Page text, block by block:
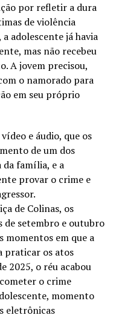
por refletir a dura
de violência
adolescente já havia
mas não recebeu
A jovem precisou,
o namorado para
em seu próprio
e áudio, que os
de um dos
da família, e a
provar o crime e
de Colinas, os
de setembro e outubro
momentos em que a
praticar os atos
2025, o réu acabou
o crime
momento
eletrônicas